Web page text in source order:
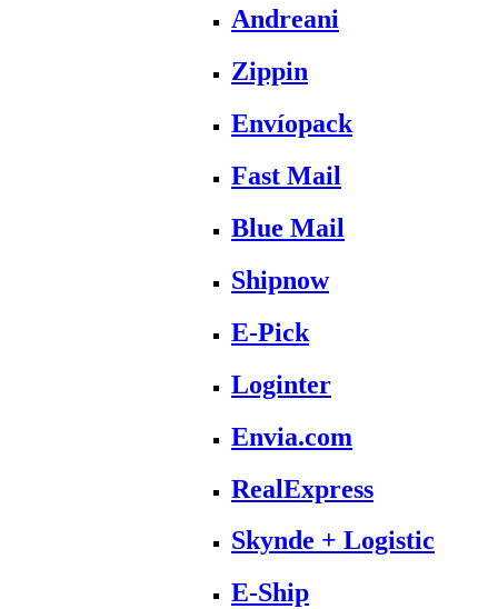
Andreani
Zippin
Envíopack
Fast Mail
Blue Mail
Shipnow
E-Pick
Loginter
Envia.com
RealExpress
Skynde + Logistic
E-Ship